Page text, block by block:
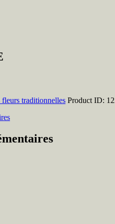
fleurs traditionnelles Product ID: